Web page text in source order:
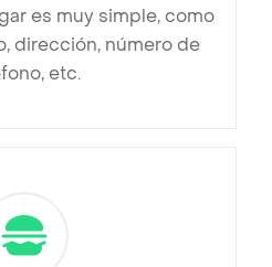
es muy simple, como
dirección, número de
etc.